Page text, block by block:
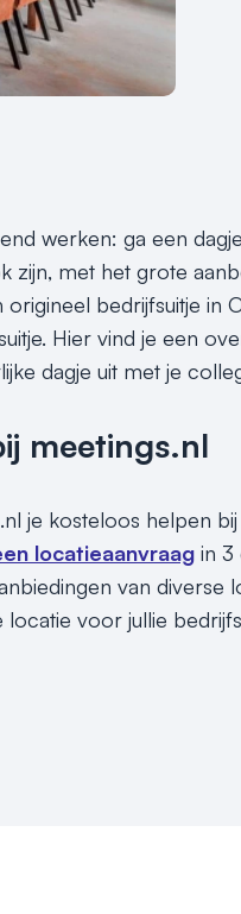
werken: ga een
zijn, met het grote
bedrijfsuitje in
Hier vind je een
dagje uit met je
meetings.nl
je kosteloos helpen
locatieaanvraag in 3
van diverse
voor jullie